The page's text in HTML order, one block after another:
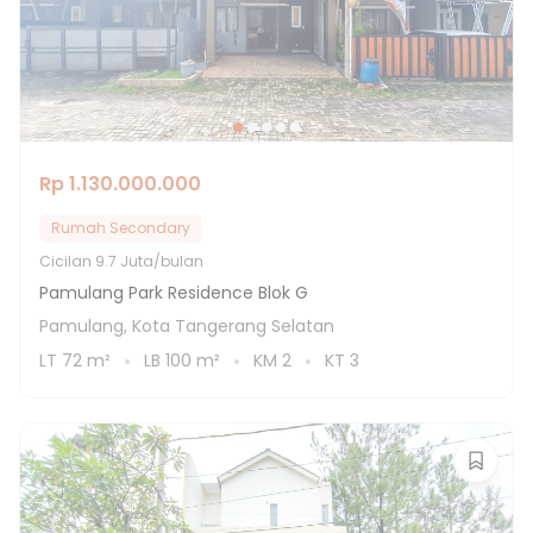
Rp 1.130.000.000
Rumah Secondary
Cicilan 9.7 Juta/bulan
Pamulang Park Residence Blok G
Pamulang, Kota Tangerang Selatan
LT 72 m² LB 100 m² KM 2 KT 3